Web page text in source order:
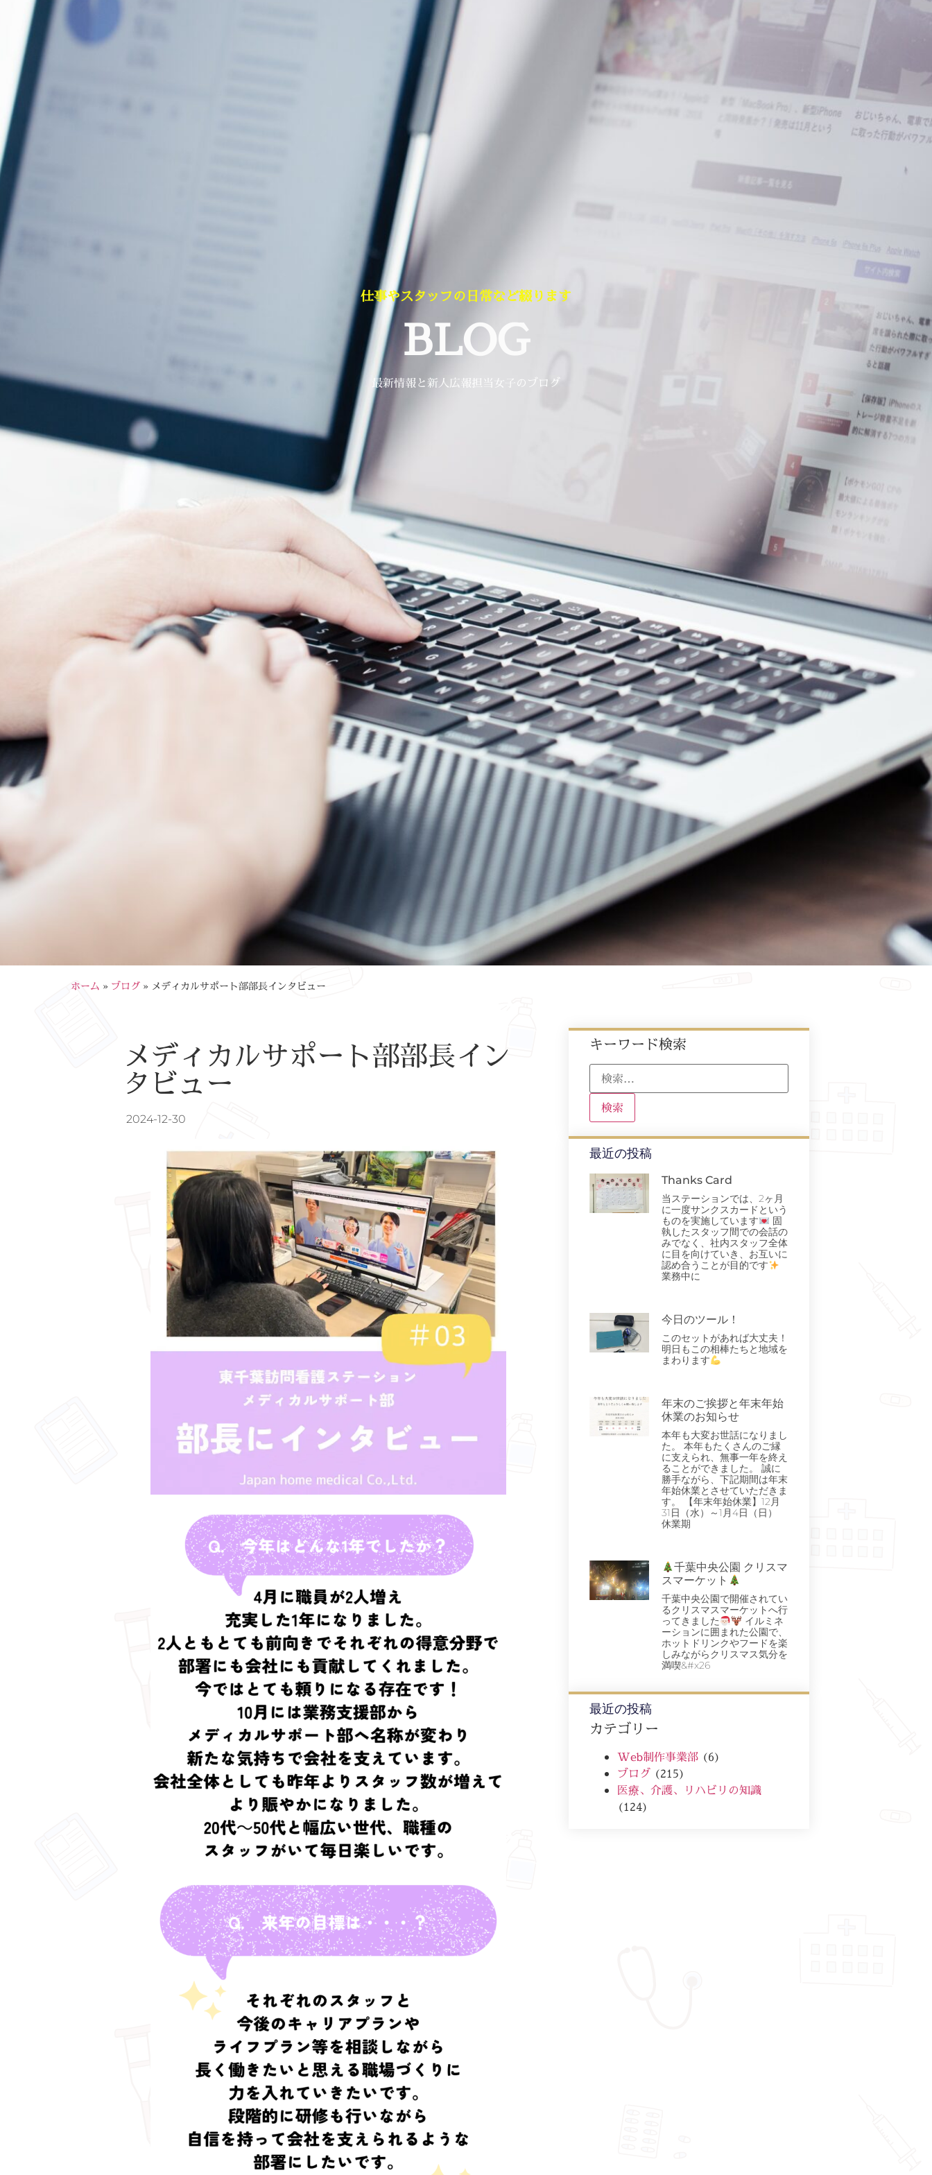
仕事やスタッフの日常など綴ります
BLOG
最新情報と新人広報担当女子のブログ
ホーム » ブログ » メディカルサポート部部長インタビュー
メディカルサポート部部長イン
タビュー
2024-12-30
キーワード検索
最近の投稿
Thanks Card
当ステーションでは、2ヶ月
に一度サンクスカードという
ものを実施しています
固
執したスタッフ間での会話の
みでなく、社内スタッフ全体
に目を向けていき、お互いに
認め合うことが目的です
業務中に
今日のツール！
このセットがあれば大丈夫！
明日もこの相棒たちと地域を
まわります
年末のご挨拶と年末年始
休業のお知らせ
本年も大変お世話になりまし
た。 本年もたくさんのご縁
に支えられ、無事一年を終え
ることができました。 誠に
勝手ながら、下記期間は年末
年始休業とさせていただきま
す。 【年末年始休業】12月
31日（水）～1月4日（日）
休業期
千葉中央公園 クリスマ
スマーケット
千葉中央公園で開催されてい
るクリスマスマーケットへ行
ってきました
イルミネ
ーションに囲まれた公園で、
ホットドリンクやフードを楽
しみながらクリスマス気分を
満喫&#x26
最近の投稿
カテゴリー
Web制作事業部 (6)
ブログ (215)
医療、介護、リハビリの知識
(124)